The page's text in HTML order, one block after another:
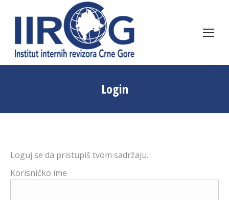
Login
Loguj se da pristupiš tvom sadržaju.
Korisničko ime